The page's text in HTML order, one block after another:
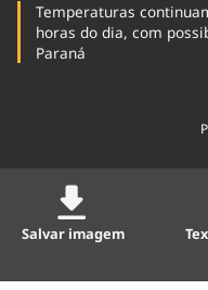
Temperaturas
horas do dia, com
Paraná
Salvar imagem